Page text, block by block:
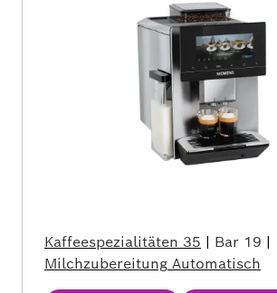
Kaffeespezialitäten 35 | Bar 19 |
Milchzubereitung Automatisch